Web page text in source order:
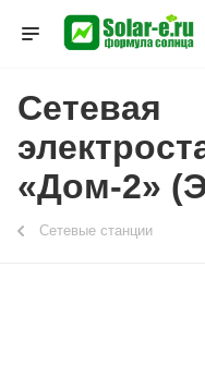
Сетевая
«Дом-2»
Сетевые станции